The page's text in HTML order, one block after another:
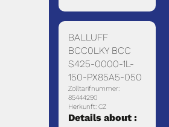
BALLUFF
BCC0LKY BCC
S425-0000-1L-
150-PX85A5-050
Zolltarifnummer:
85444290
Herkunft: CZ
Details about :